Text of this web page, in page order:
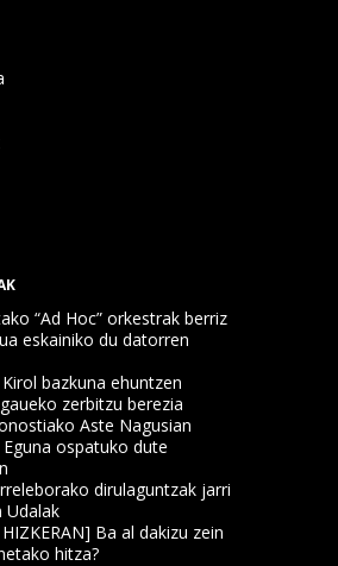
“Ad Hoc” orkestrak berriz
eskainiko du datorren
bazkuna ehuntzen
zerbitzu berezia
Aste Nagusian
ospatuko dute
dirulaguntzak jarri
Udalak
Ba al dakizu zein
hitza?